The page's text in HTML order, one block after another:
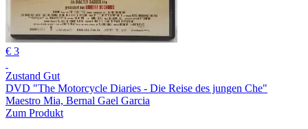
€ 3
Zustand Gut
DVD "The Motorcycle Diaries - Die Reise des jungen Che"
Maestro Mia, Bernal Gael Garcia
Zum Produkt